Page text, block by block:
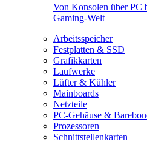
Von Konsolen über PC
Gaming-Welt
Arbeitsspeicher
Festplatten & SSD
Grafikkarten
Laufwerke
Lüfter & Kühler
Mainboards
Netzteile
PC-Gehäuse &
Prozessoren
Schnittstellenkarten